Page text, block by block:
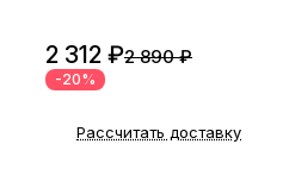
2 312 ₽2 890 ₽
-20%
Рассчитать доставку